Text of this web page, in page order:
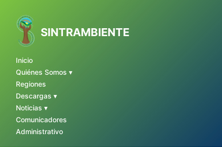
SINTRAMBIENTE
Inicio
Quiénes Somos ▾
Regiones
Descargas ▾
Noticias ▾
Comunicadores
Administrativo
contenido